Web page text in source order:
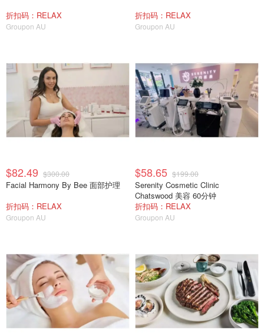
折扣码：RELAX
Groupon AU
折扣码：RELAX
Groupon AU
$82.49 $300.00
Facial Harmony By Bee 面部护理
折扣码：RELAX
Groupon AU
$58.65 $199.00
Serenity Cosmetic Clinic
Chatswood 美容 60分钟
折扣码：RELAX
Groupon AU